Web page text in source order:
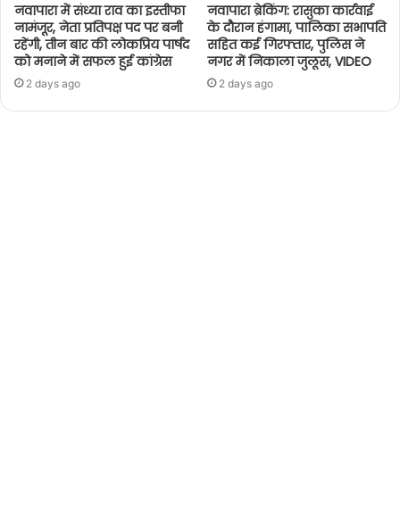
नवापारा में संध्या राव का इस्तीफा
नामंजूर, नेता प्रतिपक्ष पद पर बनी
रहेंगी, तीन बार की लोकप्रिय पार्षद
को मनाने में सफल हुई कांग्रेस
2 days ago
नवापारा ब्रेकिंग: रासुका कार्रवाई
के दौरान हंगामा, पालिका सभापति
सहित कई गिरफ्तार, पुलिस ने
नगर में निकाला जुलूस, VIDEO
2 days ago